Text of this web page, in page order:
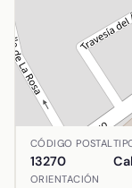
Ubicación de
CÓDIGO POSTAL
13270
ORIENTACIÓN